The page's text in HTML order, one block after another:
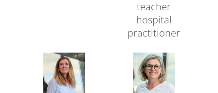
teacher
hospital
practitioner